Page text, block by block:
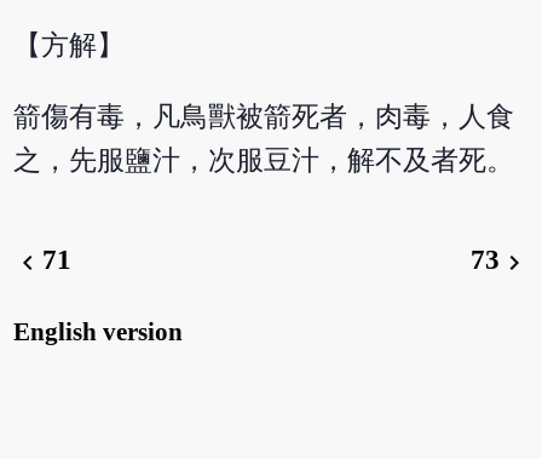
【方解】
箭傷有毒，凡鳥獸被箭死者，肉毒，人食
之，先服鹽汁，次服豆汁，解不及者死。
chevron_left 71 73 chevron_right
English version